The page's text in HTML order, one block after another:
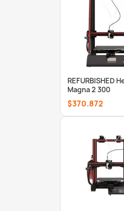
REFURBISHED
Magna 2 300
$370.872